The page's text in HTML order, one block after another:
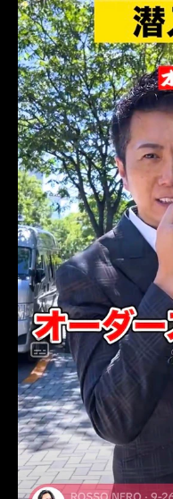
レンタルタキシード名古屋
タキシードオーダー東京
タキシード靴 青山
オーダータキシード横浜
MUMNETAKAYOKOYAMA
相場 タキシード相場
オーダータキシード相場